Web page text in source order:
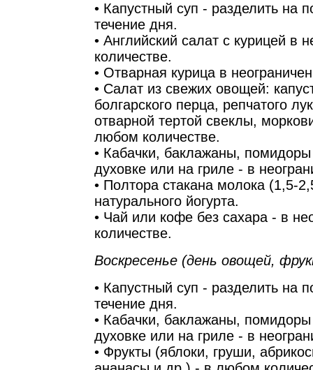
• Капустный суп - разделить на
течение дня.
• Английский салат с курицей в
количестве.
• Отварная курица в
• Салат из свежих овощей:
болгарского перца, репчатого
отварной тертой свеклы,
любом количестве.
• Кабачки, баклажаны,
духовке или на гриле - в
• Полтора стакана молока (1,5-
натурального йогурта.
• Чай или кофе без сахара - в
количестве.
Воскресенье (день овощей,
• Капустный суп - разделить на
течение дня.
• Кабачки, баклажаны,
духовке или на гриле - в
• Фрукты (яблоки, груши,